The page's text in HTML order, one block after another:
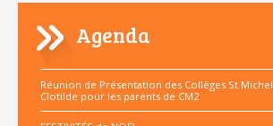
Agenda
Réunion de Présentation des Collèges St
Clotilde pour les parents de CM2